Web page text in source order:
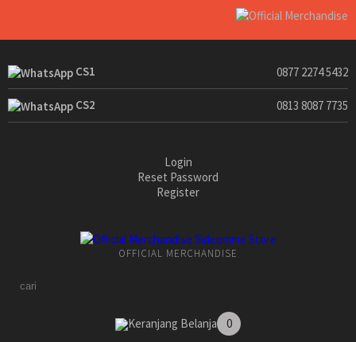
CS1 0877 2274 5432
CS2 0813 8087 7735
Login
Reset Password
Register
OFFICIAL MERCHANDISE
Keranjang Belanja 0